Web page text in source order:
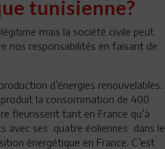
tunisienne?
mais la société civile peut
nos responsabilités en faisant de
d’énergies renouvelables.
produit la consommation de 400
fleurissent tant en France qu’à
avec ses quatre éoliennes dans le
énergétique en France. C’est